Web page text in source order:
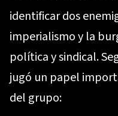
identificar dos
imperialismo y la
política y sindical.
jugó un papel
del grupo: